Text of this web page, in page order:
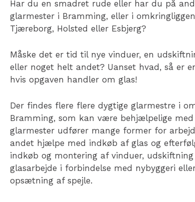
Har du en smadret rude eller har du på
glarmester i Bramming, eller i
Tjæreborg, Holsted eller Esbjerg?
Måske det er tid til nye vinduer, en
eller noget helt andet? Uanset hvad, så er
hvis opgaven handler om glas!
Der findes flere flere dygtige glarmestre i
Bramming, som kan være behjælpelige med
glarmester udfører mange former for
andet hjælpe med indkøb af glas og
indkøb og montering af vinduer,
glasarbejde i forbindelse med nybyggeri
opsætning af spejle.